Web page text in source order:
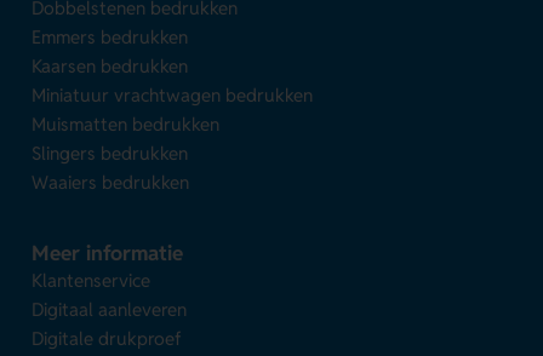
Dobbelstenen bedrukken
Emmers bedrukken
Kaarsen bedrukken
Miniatuur vrachtwagen bedrukken
Muismatten bedrukken
Slingers bedrukken
Waaiers bedrukken
Meer informatie
Klantenservice
Digitaal aanleveren
Digitale drukproef